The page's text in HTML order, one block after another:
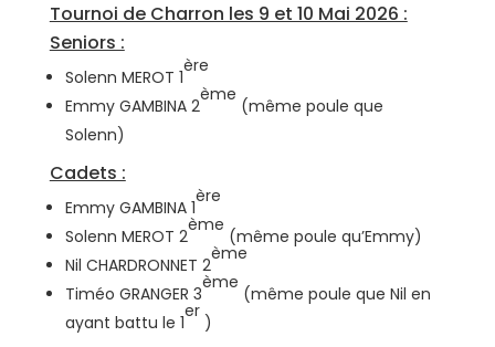
Tournoi de Charron les 9 et 10 Mai 2026 :
Seniors :
Solenn MEROT 1
ère
Emmy GAMBINA 2
ème
(même poule que
Solenn)
Cadets :
Emmy GAMBINA 1
ère
Solenn MEROT 2
ème
(même poule qu’Emmy)
Nil CHARDRONNET 2
ème
Timéo GRANGER 3
ème
(même poule que Nil en
ayant battu le 1
er
)